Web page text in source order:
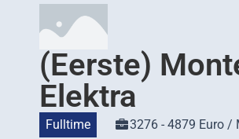
(Eerste)
Elektra
Fulltime 3276 - 4879 Euro /